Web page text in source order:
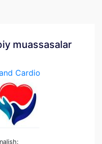
muassasalar
Cardio